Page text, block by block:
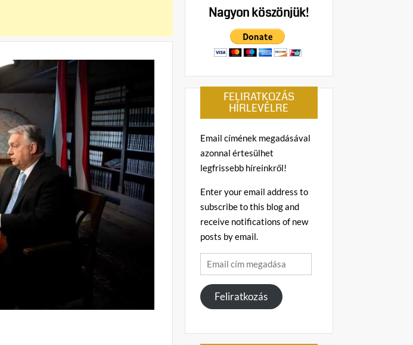
Nagyon köszönjük!
FELIRATKOZÁS
HÍRLEVÉLRE
Email címének megadásával
azonnal értesülhet
legfrissebb híreinkről!
Enter your email address to
subscribe to this blog and
receive notifications of new
posts by email.
Email
cím
megadása
Feliratkozás